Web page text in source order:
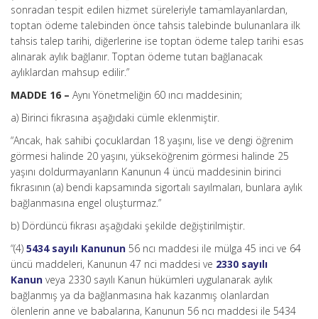
sonradan tespit edilen hizmet süreleriyle tamamlayanlardan,
toptan ödeme talebinden önce tahsis talebinde bulunanlara ilk
tahsis talep tarihi, diğerlerine ise toptan ödeme talep tarihi esas
alınarak aylık bağlanır. Toptan ödeme tutarı bağlanacak
aylıklardan mahsup edilir.”
MADDE 16 – Aynı Yönetmeliğin 60 ıncı maddesinin;
a) Birinci fıkrasına aşağıdaki cümle eklenmiştir.
“Ancak, hak sahibi çocuklardan 18 yaşını, lise ve dengi öğrenim
görmesi halinde 20 yaşını, yükseköğrenim görmesi halinde 25
yaşını doldurmayanların Kanunun 4 üncü maddesinin birinci
fıkrasının (a) bendi kapsamında sigortalı sayılmaları, bunlara aylık
bağlanmasına engel oluşturmaz.”
b) Dördüncü fıkrası aşağıdaki şekilde değiştirilmiştir.
“(4) 5434 sayılı Kanunun 56 ncı maddesi ile mülga 45 inci ve 64
üncü maddeleri, Kanunun 47 nci maddesi ve 2330 sayılı
Kanun veya 2330 sayılı Kanun hükümleri uygulanarak aylık
bağlanmış ya da bağlanmasına hak kazanmış olanlardan
ölenlerin anne ve babalarına, Kanunun 56 ncı maddesi ile 5434